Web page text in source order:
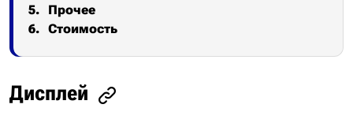
Прочее
Стоимость
Дисплей